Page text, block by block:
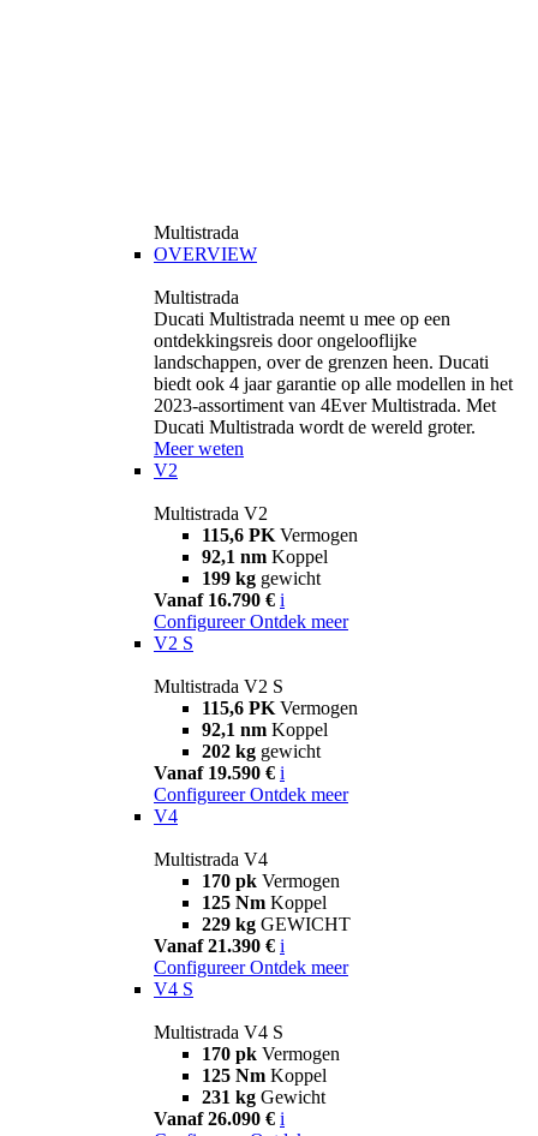
Multistrada
OVERVIEW
Multistrada
Ducati Multistrada neemt u mee op een
ontdekkingsreis door ongelooflijke
landschappen, over de grenzen heen. Ducati
biedt ook 4 jaar garantie op alle modellen in het
2023-assortiment van 4Ever Multistrada. Met
Ducati Multistrada wordt de wereld groter.
Meer weten
V2
Multistrada V2
115,6 PK Vermogen
92,1 nm Koppel
199 kg gewicht
Vanaf 16.790 € i
Configureer Ontdek meer
V2 S
Multistrada V2 S
115,6 PK Vermogen
92,1 nm Koppel
202 kg gewicht
Vanaf 19.590 € i
Configureer Ontdek meer
V4
Multistrada V4
170 pk Vermogen
125 Nm Koppel
229 kg GEWICHT
Vanaf 21.390 € i
Configureer Ontdek meer
V4 S
Multistrada V4 S
170 pk Vermogen
125 Nm Koppel
231 kg Gewicht
Vanaf 26.090 € i